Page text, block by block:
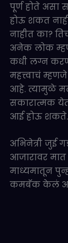
पूर्ण होते असा
होऊ शकत नाही
नाहीत का?
अनेक लोक
कधी लग्न
महत्त्वाचं
आहे. त्यामुळे
सकारात्मक
आई होऊ
अभिनेत्री जुई
आजारावर
माध्यमातून
कमबॅक केलं